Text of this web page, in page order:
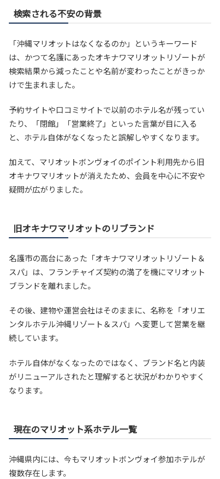
検索される不安の背景
「沖縄マリオットはなくなるのか」というキーワード
は、かつて名護にあったオキナワマリオットリゾートが
検索結果から減ったことや名前が変わったことがきっか
けで生まれました。
予約サイトや口コミサイトで以前のホテル名が残ってい
たり、「閉館」「営業終了」といった言葉が目に入る
と、ホテル自体がなくなったと誤解しやすくなります。
加えて、マリオットボンヴォイのポイント利用先から旧
オキナワマリオットが消えたため、会員を中心に不安や
疑問が広がりました。
旧オキナワマリオットのリブランド
名護市の高台にあった「オキナワマリオットリゾート＆
スパ」は、フランチャイズ契約の満了を機にマリオット
ブランドを離れました。
その後、建物や運営会社はそのままに、名称を「オリエ
ンタルホテル沖縄リゾート＆スパ」へ変更して営業を継
続しています。
ホテル自体がなくなったのではなく、ブランド名と内装
がリニューアルされたと理解すると状況がわかりやすく
なります。
現在のマリオット系ホテル一覧
沖縄県内には、今もマリオットボンヴォイ参加ホテルが
複数存在します。